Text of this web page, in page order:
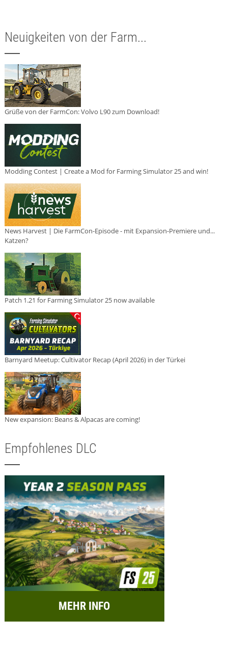
Neuigkeiten von der Farm...
Grüße von der FarmCon: Volvo L90 zum Download!
Modding Contest | Create a Mod for Farming Simulator 25 and win!
News Harvest | Die FarmCon-Episode - mit Expansion-Premiere und...
Katzen?
Patch 1.21 for Farming Simulator 25 now available
Barnyard Meetup: Cultivator Recap (April 2026) in der Türkei
New expansion: Beans & Alpacas are coming!
Empfohlenes DLC
MEHR INFO